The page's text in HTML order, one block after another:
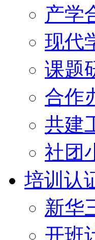
产学
现代
课题
合作
共建
社团
培训认
新华
开班